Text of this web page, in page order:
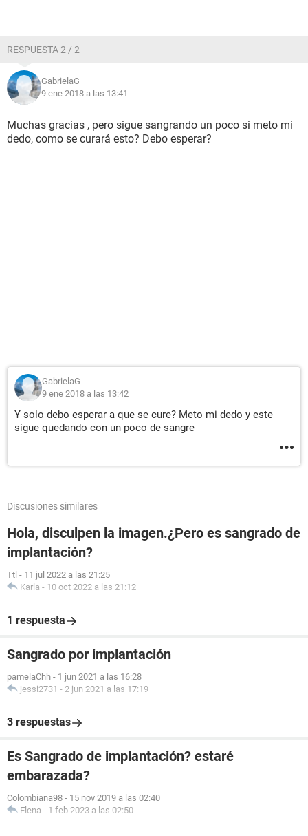
RESPUESTA 2 / 2
GabrielaG
9 ene 2018 a las 13:41
Muchas gracias , pero sigue sangrando un poco si meto mi
dedo, como se curará esto? Debo esperar?
GabrielaG
9 ene 2018 a las 13:42
Y solo debo esperar a que se cure? Meto mi dedo y este
sigue quedando con un poco de sangre
Discusiones similares
Hola, disculpen la imagen.¿Pero es sangrado de
implantación?
Ttl - 11 jul 2022 a las 21:25
Karla - 10 oct 2022 a las 21:12
1 respuesta
Sangrado por implantación
pamelaChh - 1 jun 2021 a las 16:28
jessi2731 - 2 jun 2021 a las 17:19
3 respuestas
Es Sangrado de implantación? estaré
embarazada?
Colombiana98 - 15 nov 2019 a las 02:40
Elena - 1 feb 2023 a las 02:50